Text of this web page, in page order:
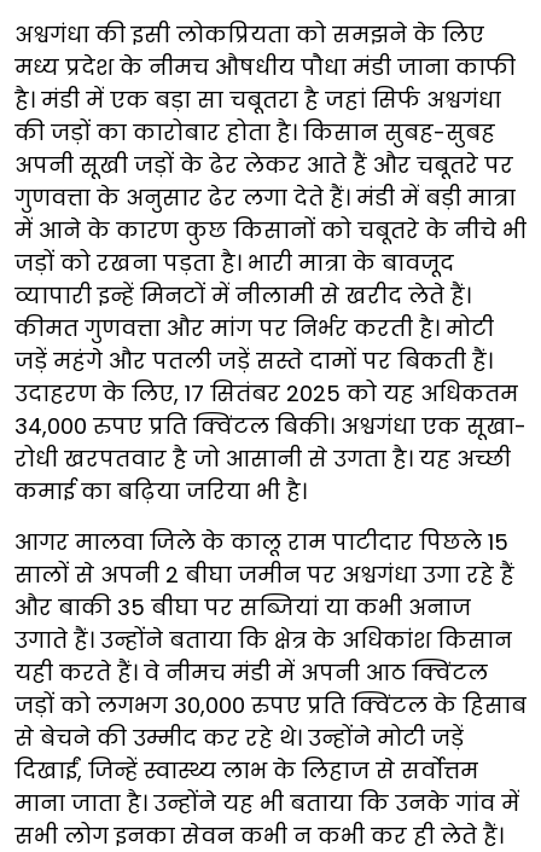
अश्वगंधा की इसी लोकप्रियता को समझने के लिए
मध्य प्रदेश के नीमच औषधीय पौधा मंडी जाना काफी
है। मंडी में एक बड़ा सा चबूतरा है जहां सिर्फ अश्वगंधा
की जड़ों का कारोबार होता है। किसान सुबह-सुबह
अपनी सूखी जड़ों के ढेर लेकर आते हैं और चबूतरे पर
गुणवत्ता के अनुसार ढेर लगा देते हैं। मंडी में बड़ी मात्रा
में आने के कारण कुछ किसानों को चबूतरे के नीचे भी
जड़ों को रखना पड़ता है। भारी मात्रा के बावजूद
व्यापारी इन्हें मिनटों में नीलामी से खरीद लेते हैं।
कीमत गुणवत्ता और मांग पर निर्भर करती है। मोटी
जड़ें महंगे और पतली जड़ें सस्ते दामों पर बिकती हैं।
उदाहरण के लिए, 17 सितंबर 2025 को यह अधिकतम
34,000 रुपए प्रति क्विंटल बिकी। अश्वगंधा एक सूखा-
रोधी खरपतवार है जो आसानी से उगता है। यह अच्छी
कमाई का बढ़िया जरिया भी है।
आगर मालवा जिले के कालू राम पाटीदार पिछले 15
सालों से अपनी 2 बीघा जमीन पर अश्वगंधा उगा रहे हैं
और बाकी 35 बीघा पर सब्जियां या कभी अनाज
उगाते हैं। उन्होंने बताया कि क्षेत्र के अधिकांश किसान
यही करते हैं। वे नीमच मंडी में अपनी आठ क्विंटल
जड़ों को लगभग 30,000 रुपए प्रति क्विंटल के हिसाब
से बेचने की उम्मीद कर रहे थे। उन्होंने मोटी जड़ें
दिखाईं, जिन्हें स्वास्थ्य लाभ के लिहाज से सर्वोत्तम
माना जाता है। उन्होंने यह भी बताया कि उनके गांव में
सभी लोग इनका सेवन कभी न कभी कर ही लेते हैं।